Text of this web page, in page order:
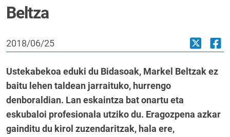
Beltza
2018/06/25
Ustekabekoa eduki du Bidasoak, Markel Beltzak ez
baitu lehen taldean jarraituko, hurrengo
denboraldian. Lan eskaintza bat onartu eta
eskubaloi profesionala utziko du. Eragozpena azkar
gainditu du kirol zuzendaritzak, hala ere,